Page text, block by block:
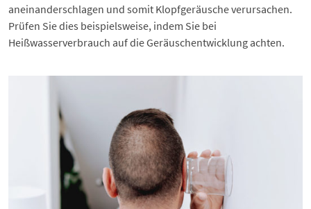
aneinanderschlagen und somit Klopfgeräusche verursachen.
Prüfen Sie dies beispielsweise, indem Sie bei
Heißwasserverbrauch auf die Geräuschentwicklung achten.